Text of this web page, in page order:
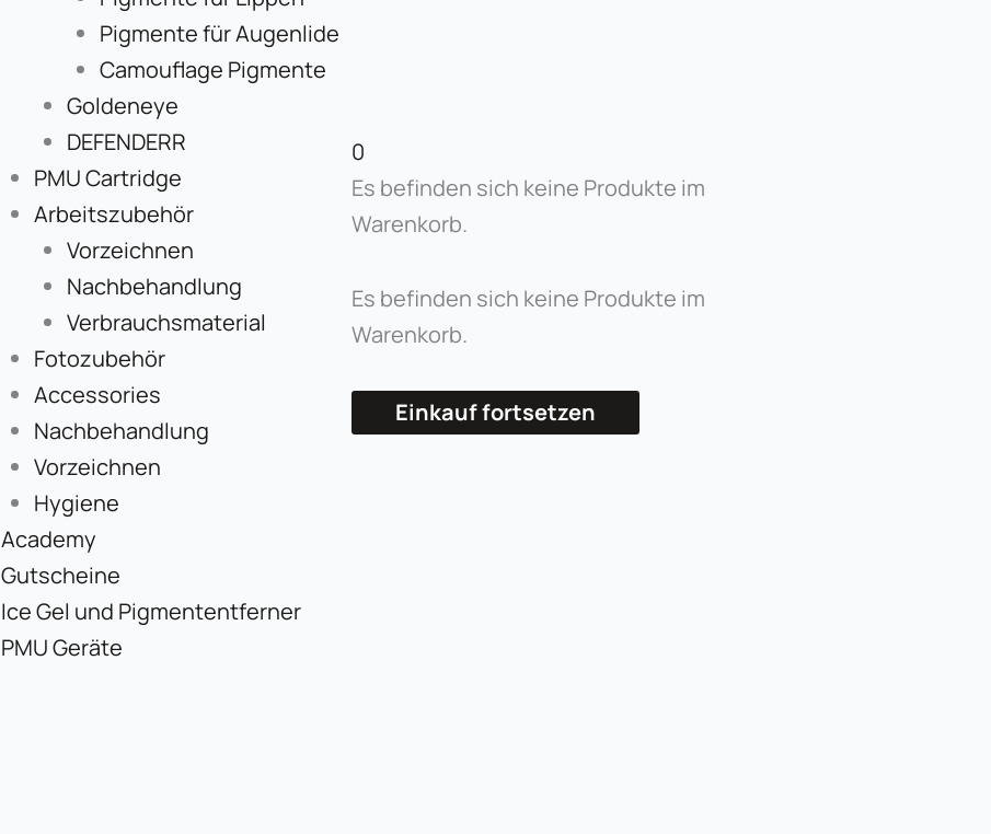
Pigmente für Augenlide
Camouflage Pigmente
Goldeneye
DEFENDERR
PMU Cartridge
Arbeitszubehör
Vorzeichnen
Nachbehandlung
Verbrauchsmaterial
Fotozubehör
Accessories
Nachbehandlung
Vorzeichnen
Hygiene
Academy
Gutscheine
Ice Gel und Pigmententferner
PMU Geräte
0
Es befinden sich keine Produkte im
Warenkorb.
Es befinden sich keine Produkte im
Warenkorb.
Einkauf fortsetzen